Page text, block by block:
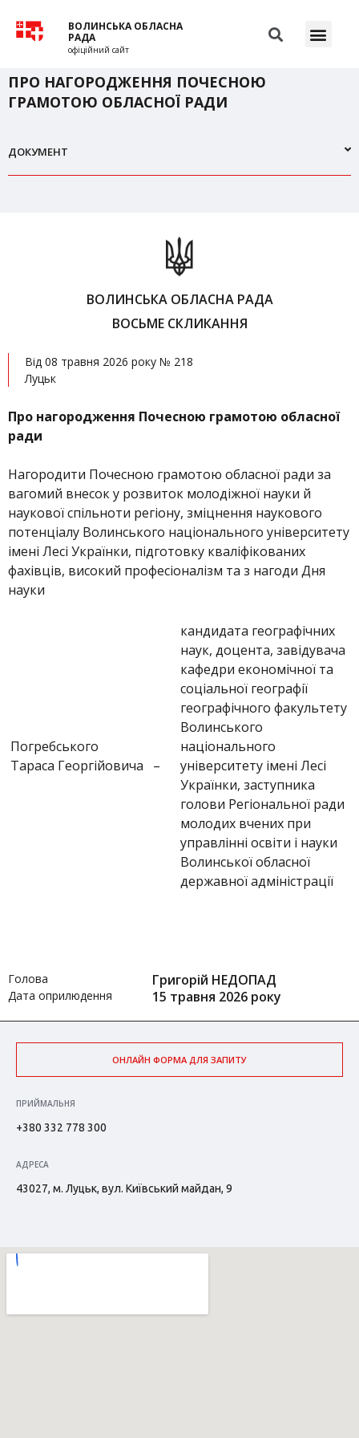
ВОЛИНСЬКА ОБЛАСНА
РАДА
офіційний сайт
ПРО НАГОРОДЖЕННЯ ПОЧЕСНОЮ
ГРАМОТОЮ ОБЛАСНОЇ РАДИ
ДОКУМЕНТ
ВОЛИНСЬКА ОБЛАСНА РАДА
ВОСЬМЕ СКЛИКАННЯ
Від 08 травня 2026 року № 218
Луцьк
Про нагородження Почесною грамотою обласної
ради
Нагородити Почесною грамотою обласної ради за
вагомий внесок у розвиток молодіжної науки й
наукової спільноти регіону, зміцнення наукового
потенціалу Волинського національного університету
імені Лесі Українки, підготовку кваліфікованих
фахівців, високий професіоналізм та з нагоди Дня
науки
Погребського
Тараса Георгійовича
–
кандидата географічних
наук, доцента, завідувача
кафедри економічної та
соціальної географії
географічного факультету
Волинського
національного
університету імені Лесі
Українки, заступника
голови Регіональної ради
молодих вчених при
управлінні освіти і науки
Волинської обласної
державної адміністрації
Голова Григорій НЕДОПАД
Дата оприлюдення 15 травня 2026 року
ОНЛАЙН ФОРМА ДЛЯ ЗАПИТУ
ПРИЙМАЛЬНЯ
+380 332 778 300
АДРЕСА
43027, м. Луцьк, вул. Київський майдан, 9